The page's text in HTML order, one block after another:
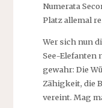
Numerata
Platz allemal
Wer sich nun
See-Elefanten
gewahr: Die
Zähigkeit, die
vereint. Mag